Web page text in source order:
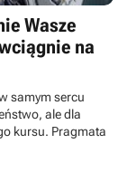
Wasze
na
samym sercu
ale dla
kursu. Pragmata